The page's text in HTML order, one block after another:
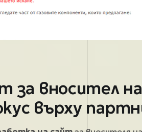
за вносител
върху